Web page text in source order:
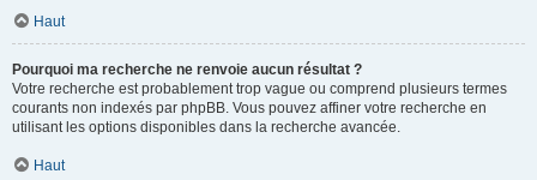
Haut
Pourquoi ma recherche ne renvoie aucun résultat ?
Votre recherche est probablement trop vague ou comprend plusieurs termes
courants non indexés par phpBB. Vous pouvez affiner votre recherche en
utilisant les options disponibles dans la recherche avancée.
Haut